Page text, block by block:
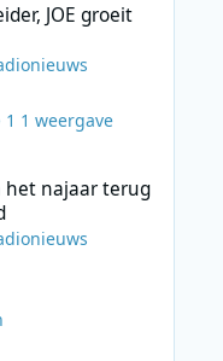
JOE groeit
1 weergave
het najaar terug